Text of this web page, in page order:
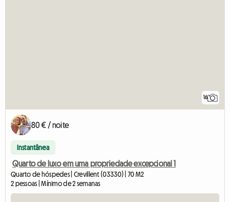
16
80 € / noite
Instantânea
Quarto de luxo em uma propriedade excepcional 1
Quarto de hóspedes | Crevillent (03330) | 70 M2
2 pessoas | Mínimo de 2 semanas